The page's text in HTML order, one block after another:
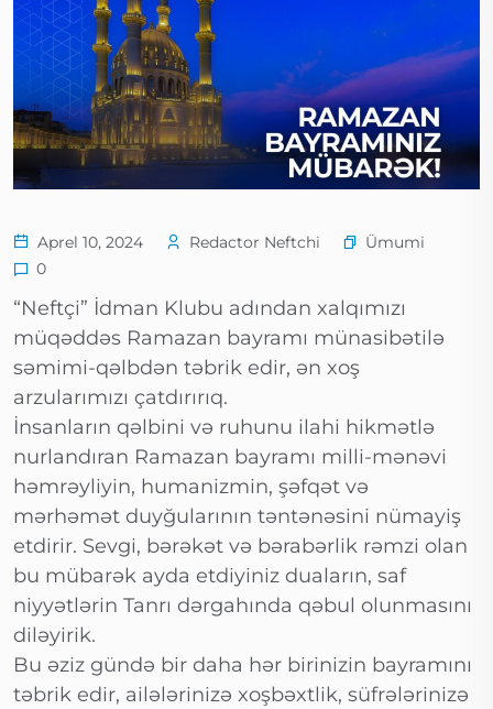
Aprel 10, 2024 Redactor Neftchi
Ümumi
0
“Neftçi” İdman Klubu adından xalqımızı
müqəddəs Ramazan bayramı münasibətilə
səmimi-qəlbdən təbrik edir, ən xoş
arzularımızı çatdırırıq.
İnsanların qəlbini və ruhunu ilahi hikmətlə
nurlandıran Ramazan bayramı milli-mənəvi
həmrəyliyin, humanizmin, şəfqət və
mərhəmət duyğularının təntənəsini nümayiş
etdirir. Sevgi, bərəkət və bərabərlik rəmzi olan
bu mübarək ayda etdiyiniz duaların, saf
niyyətlərin Tanrı dərgahında qəbul olunmasını
diləyirik.
Bu əziz gündə bir daha hər birinizin bayramını
təbrik edir, ailələrinizə xoşbəxtlik, süfrələrinizə